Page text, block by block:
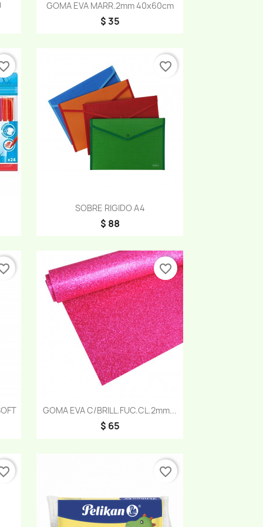
GOMA EVA MARR.2mm 40x60cm
$ 35
Vista rápida
SOBRE RIGIDO A4
$ 88
Vista rápida
favorite_border
GOMA EVA C/BRILL.FUC.CL.2mm...
$ 65
Vista rápida
favorite_border
favorite_border